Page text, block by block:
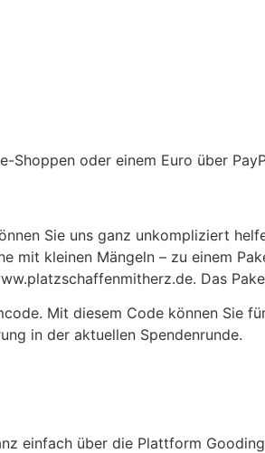
Shoppen oder einem Euro über
Sie uns ganz unkompliziert
mit kleinen Mängeln – zu einem
Das
Mit diesem Code können Sie
in der aktuellen Spendenrunde.
einfach über die Plattform